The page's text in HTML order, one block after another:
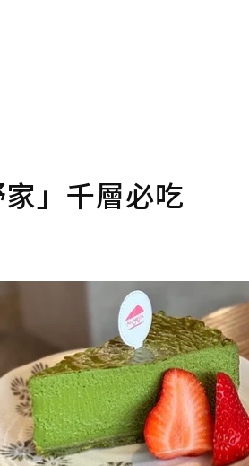
」千層必吃